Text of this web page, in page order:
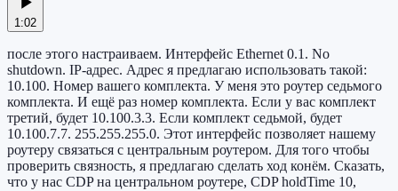
1:02
после этого настраиваем. Интерфейс Ethernet 0.1. No
shutdown. IP-адрес. Адрес я предлагаю использовать такой:
10.100. Номер вашего комплекта. У меня это роутер седьмого
комплекта. И ещё раз номер комплекта. Если у вас комплект
третий, будет 10.100.3.3. Если комплект седьмой, будет
10.100.7.7. 255.255.255.0. Этот интерфейс позволяет нашему
роутеру связаться с центральным роутером. Для того чтобы
проверить связность, я предлагаю сделать ход конём. Сказать,
что у нас CDP на центральном роутере, CDP holdTime 10,